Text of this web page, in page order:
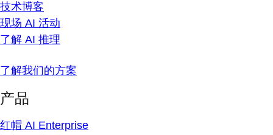
技术博客
现场 AI 活动
了解 AI 推理
了解我们的方案
产品
红帽 AI Enterprise